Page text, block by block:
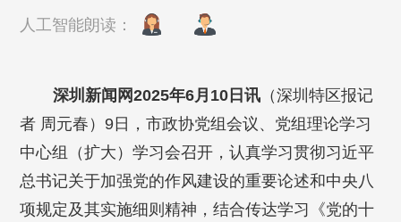
人工智能朗读：
深圳新闻网2025年6月10日讯（深圳特区报记
者 周元春）9日，市政协党组会议、党组理论学习
中心组（扩大）学习会召开，认真学习贯彻习近平
总书记关于加强党的作风建设的重要论述和中央八
项规定及其实施细则精神，结合传达学习《党的十